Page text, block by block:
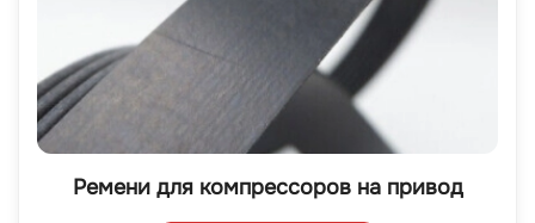
Ремени для компрессоров на привод